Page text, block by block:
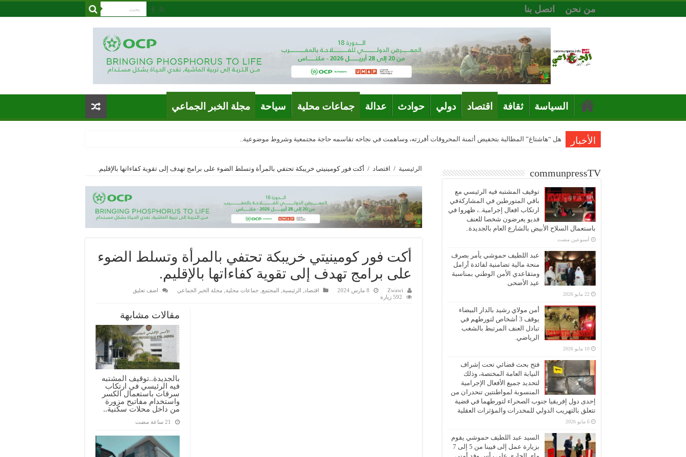
من نحن اتصل بنا
السياسة ثقافة اقتصاد دولي حوادث عدالة جماعات محلية سياحة مجلة الخبر الجماعي
الأخبار هل “هاشتاغ” المطالبة بتخفيض أثمنة المحروقات أفرزته، وساهمت في نجاحه تقاسمه حاجة مجتمعية وشروط موضوعية..
الرئيسية / اقتصاد / أكت فور كومينيتي خريبكة تحتفي بالمرأة وتسلط الضوء على برامج تهدف إلى تقوية كفاءاتها بالإقليم.
أكت فور كومينيتي خريبكة تحتفي بالمرأة وتسلط الضوء
على برامج تهدف إلى تقوية كفاءاتها بالإقليم.
Zwawi 8 مارس 2024 اقتصاد الرئيسية المجتمع جماعات محلية مجلة الخبر الجماعي
اضف تعليق
592 زيارة
مقالات مشابهة
بالجديدة..توقيف المشتبه
فيه الرئيسي في ارتكاب
سرقات باستعمال الكسر
واستخدام مفاتيح مزورة
من داخل محلات سكنية..
communpressTV
توقيف المشتبه فيه الرئيسي مع
باقي المتورطين في المشاركةفي
ارتكاب افعال إجرامية..، ظهروا في
فديو يعرضون شخصا للعنف
باستعمال السلاح الأبيض بالشارع العام بالجديدة..
‏أسبوعين مضت
عبد اللطيف حموشي يأمر بصرف
منحة مالية تضامنية لفائدة أرامل
ومتقاعدي الأمن الوطني بمناسبة
عيد الأضحى
22 مايو 2026
أمن مولاي رشيد بالدار البيضاء
يوقف 3 أشخاص لتورطهم في
تبادل العنف المرتبط بالشغب
الرياضي.
10 مايو 2026
فتح بحث قضائي تحت إشراف
النيابة العامة المختصة، وذلك
لتحديد جميع الأفعال الإجرامية
المنسوبة لمواطنتين تنحدران من
إحدى دول إفريقيا جنوب الصحراء لتورطهما في قضية
تتعلق بالتهريب الدولي للمخدرات والمؤثرات العقلية
6 مايو 2026
السيد عبد اللطيف حموشي يقوم
بزيارة عمل إلى فيينا من 5 إلى 7